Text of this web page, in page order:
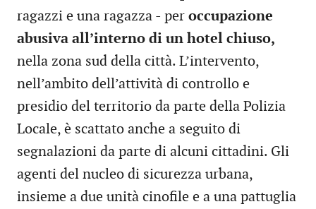
ragazzi e una ragazza - per occupazione
abusiva all’interno di un hotel chiuso,
nella zona sud della città. L’intervento,
nell’ambito dell’attività di controllo e
presidio del territorio da parte della Polizia
Locale, è scattato anche a seguito di
segnalazioni da parte di alcuni cittadini. Gli
agenti del nucleo di sicurezza urbana,
insieme a due unità cinofile e a una pattuglia